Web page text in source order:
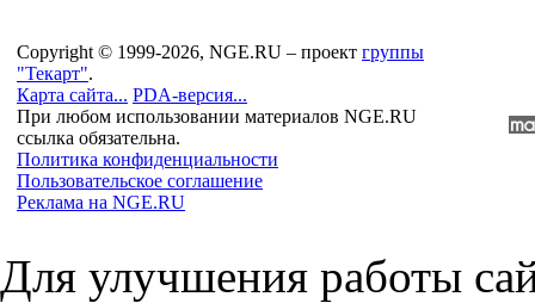
Copyright © 1999-2026, NGE.RU – проект группы
"Текарт".
Карта сайта... PDA-версия...
При любом использовании материалов NGE.RU
ссылка обязательна.
Политика конфиденциальности
Пользовательское соглашение
Реклама на NGE.RU
Для улучшения работы